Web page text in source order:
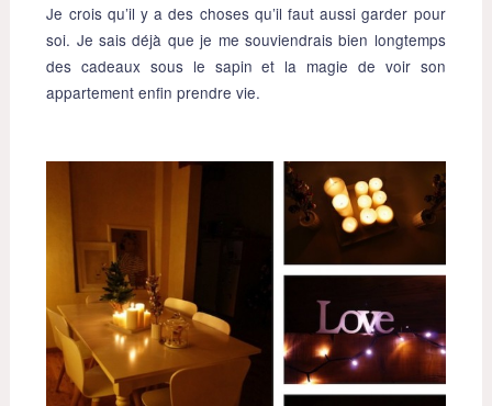
Je crois qu’il y a des choses qu’il faut aussi garder pour
soi. Je sais déjà que je me souviendrais bien longtemps
des cadeaux sous le sapin et la magie de voir son
appartement enfin prendre vie.